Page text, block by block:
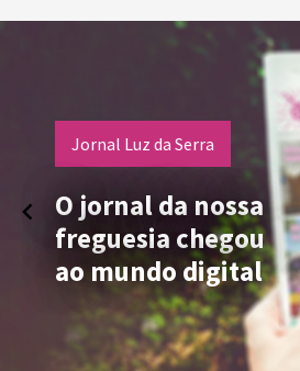
Jornal Luz da Serra
O jornal da nossa
freguesia chegou
ao mundo digital